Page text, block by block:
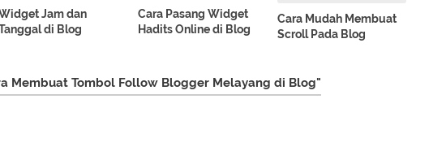
Jam dan
di Blog
Cara Pasang Widget
Hadits Online di Blog
Cara Mudah Membuat
Scroll Pada Blog
Membuat Tombol Follow Blogger Melayang di Blog"